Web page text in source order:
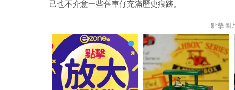
己也不介意一些舊車仔充滿歷史痕跡。
↓點擊圖